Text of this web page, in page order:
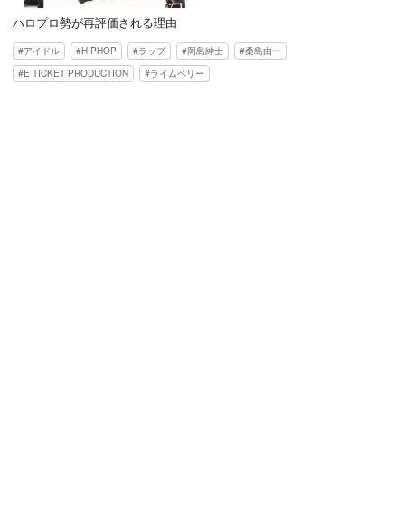
ハロプロ勢が再評価される理由
アイドル HIPHOP ラップ 岡島紳士
桑島由一
E TICKET PRODUCTION
ライムベリー